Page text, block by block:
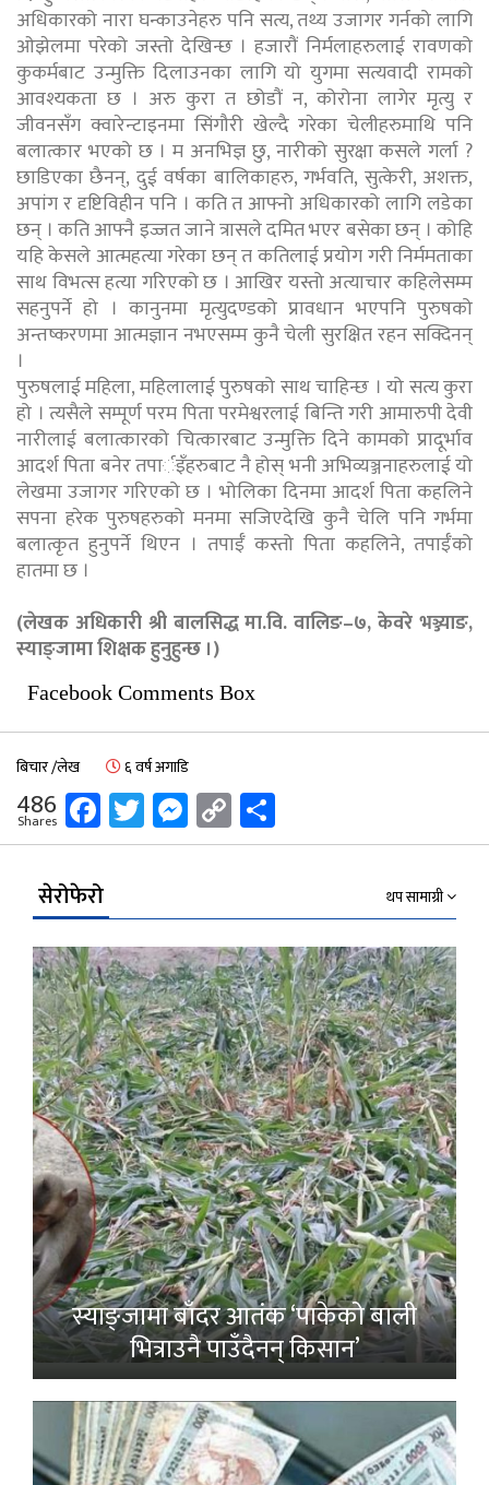
अधिकारको नारा घन्काउनेहरु पनि सत्य, तथ्य उजागर गर्नको लागि
ओझेलमा परेको जस्तो देखिन्छ । हजारौं निर्मलाहरुलाई रावणको
कुकर्मबाट उन्मुक्ति दिलाउनका लागि यो युगमा सत्यवादी रामको
आवश्यकता छ । अरु कुरा त छोडौं न, कोरोना लागेर मृत्यु र
जीवनसँग क्वारेन्टाइनमा सिंगौरी खेल्दै गरेका चेलीहरुमाथि पनि
बलात्कार भएको छ । म अनभिज्ञ छु, नारीको सुरक्षा कसले गर्ला ?
छाडिएका छैनन्, दुई वर्षका बालिकाहरु, गर्भवति, सुत्केरी, अशक्त,
अपांग र दृष्टिविहीन पनि । कति त आफ्नो अधिकारको लागि लडेका
छन् । कति आफ्नै इज्जत जाने त्रासले दमित भएर बसेका छन् । कोहि
यहि केसले आत्महत्या गरेका छन् त कतिलाई प्रयोग गरी निर्ममताका
साथ विभत्स हत्या गरिएको छ । आखिर यस्तो अत्याचार कहिलेसम्म
सहनुपर्ने हो । कानुनमा मृत्युदण्डको प्रावधान भएपनि पुरुषको
अन्तष्करणमा आत्मज्ञान नभएसम्म कुनै चेली सुरक्षित रहन सक्दिनन्
।
पुरुषलाई महिला, महिलालाई पुरुषको साथ चाहिन्छ । यो सत्य कुरा
हो । त्यसैले सम्पूर्ण परम पिता परमेश्वरलाई बिन्ति गरी आमारुपी देवी
नारीलाई बलात्कारको चित्कारबाट उन्मुक्ति दिने कामको प्रादूर्भाव
आदर्श पिता बनेर तपार्इँहरुबाट नै होस् भनी अभिव्यञ्जनाहरुलाई यो
लेखमा उजागर गरिएको छ । भोलिका दिनमा आदर्श पिता कहलिने
सपना हरेक पुरुषहरुको मनमा सजिएदेखि कुनै चेलि पनि गर्भमा
बलात्कृत हुनुपर्ने थिएन । तपाईँ कस्तो पिता कहलिने, तपाईँको
हातमा छ ।
(लेखक अधिकारी श्री बालसिद्ध मा.वि. वालिङ–७, केवरे भञ्ज्याङ,
स्याङ्जामा शिक्षक हुनुहुन्छ ।)
Facebook Comments Box
बिचार /लेख ६ वर्ष अगाडि
486
Shares Facebook
Twitter
Messenger
Copy
Link
सेरोफेरो थप सामाग्री
स्याङ्जामा बाँदर आतंक ‘पाकेको बाली
भित्राउनै पाउँदैनन् किसान’